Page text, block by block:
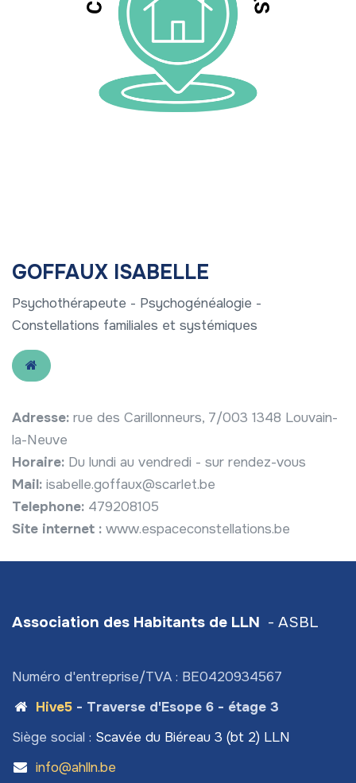
GOFFAUX ISABELLE
Psychothérapeute - Psychogénéalogie -
Constellations familiales et systémiques
Adresse: rue des Carillonneurs, 7/003 1348 Louvain-
la-Neuve
Horaire: Du lundi au vendredi - sur rendez-vous
Mail: isabelle.goffaux@scarlet.be
Telephone: 479208105
Site internet : www.espaceconstellations.be
Association des Habitants de LLN - ASBL
Numéro d'entreprise/TVA : BE0420934567
Hive5- Traverse d'Esope 6 - étage 3
Siège social : Scavée du Biéreau 3 (bt 2) LLN
info@ahlln.be